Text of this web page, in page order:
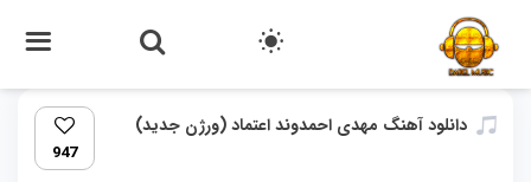
دانلود آهنگ مهدی احمدوند اعتماد (ورژن جدید)
947